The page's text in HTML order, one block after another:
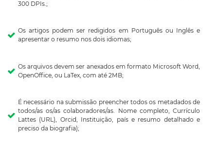
300 DPIs.;
Os artigos podem ser redigidos em Português ou Inglês e
apresentar o resumo nos dois idiomas;
Os arquivos devem ser anexados em formato Microsoft Word,
OpenOffice, ou LaTex, com até 2MB;
É necessário na submissão preencher todos os metadados de
todos/as os/as colaboradores/as. Nome completo, Currículo
Lattes (URL), Orcid, Instituição, país e resumo detalhado e
preciso da biografia);